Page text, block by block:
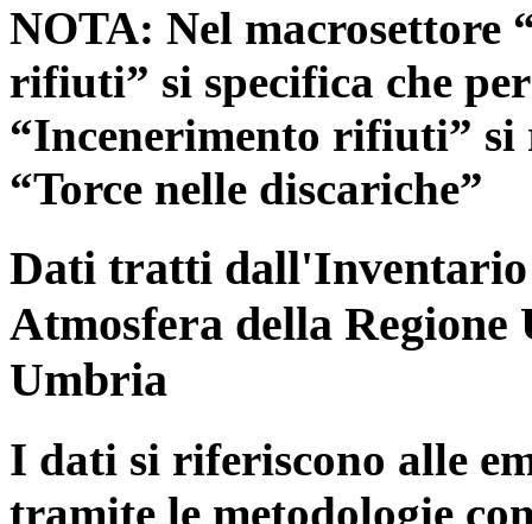
NOTA: Nel macrosettore
rifiuti” si specifica che
“Incenerimento rifiuti”
“Torce nelle discariche”
Dati tratti dall'Inventario
Atmosfera della
Umbria
I dati si riferiscono alle
tramite le metodologie